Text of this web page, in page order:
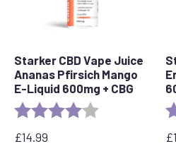
Starker CBD Vape Juice
Ananas Pfirsich Mango
E-Liquid 600mg + CBG
Bewertung: 4.0 out of 5
£14.99 £